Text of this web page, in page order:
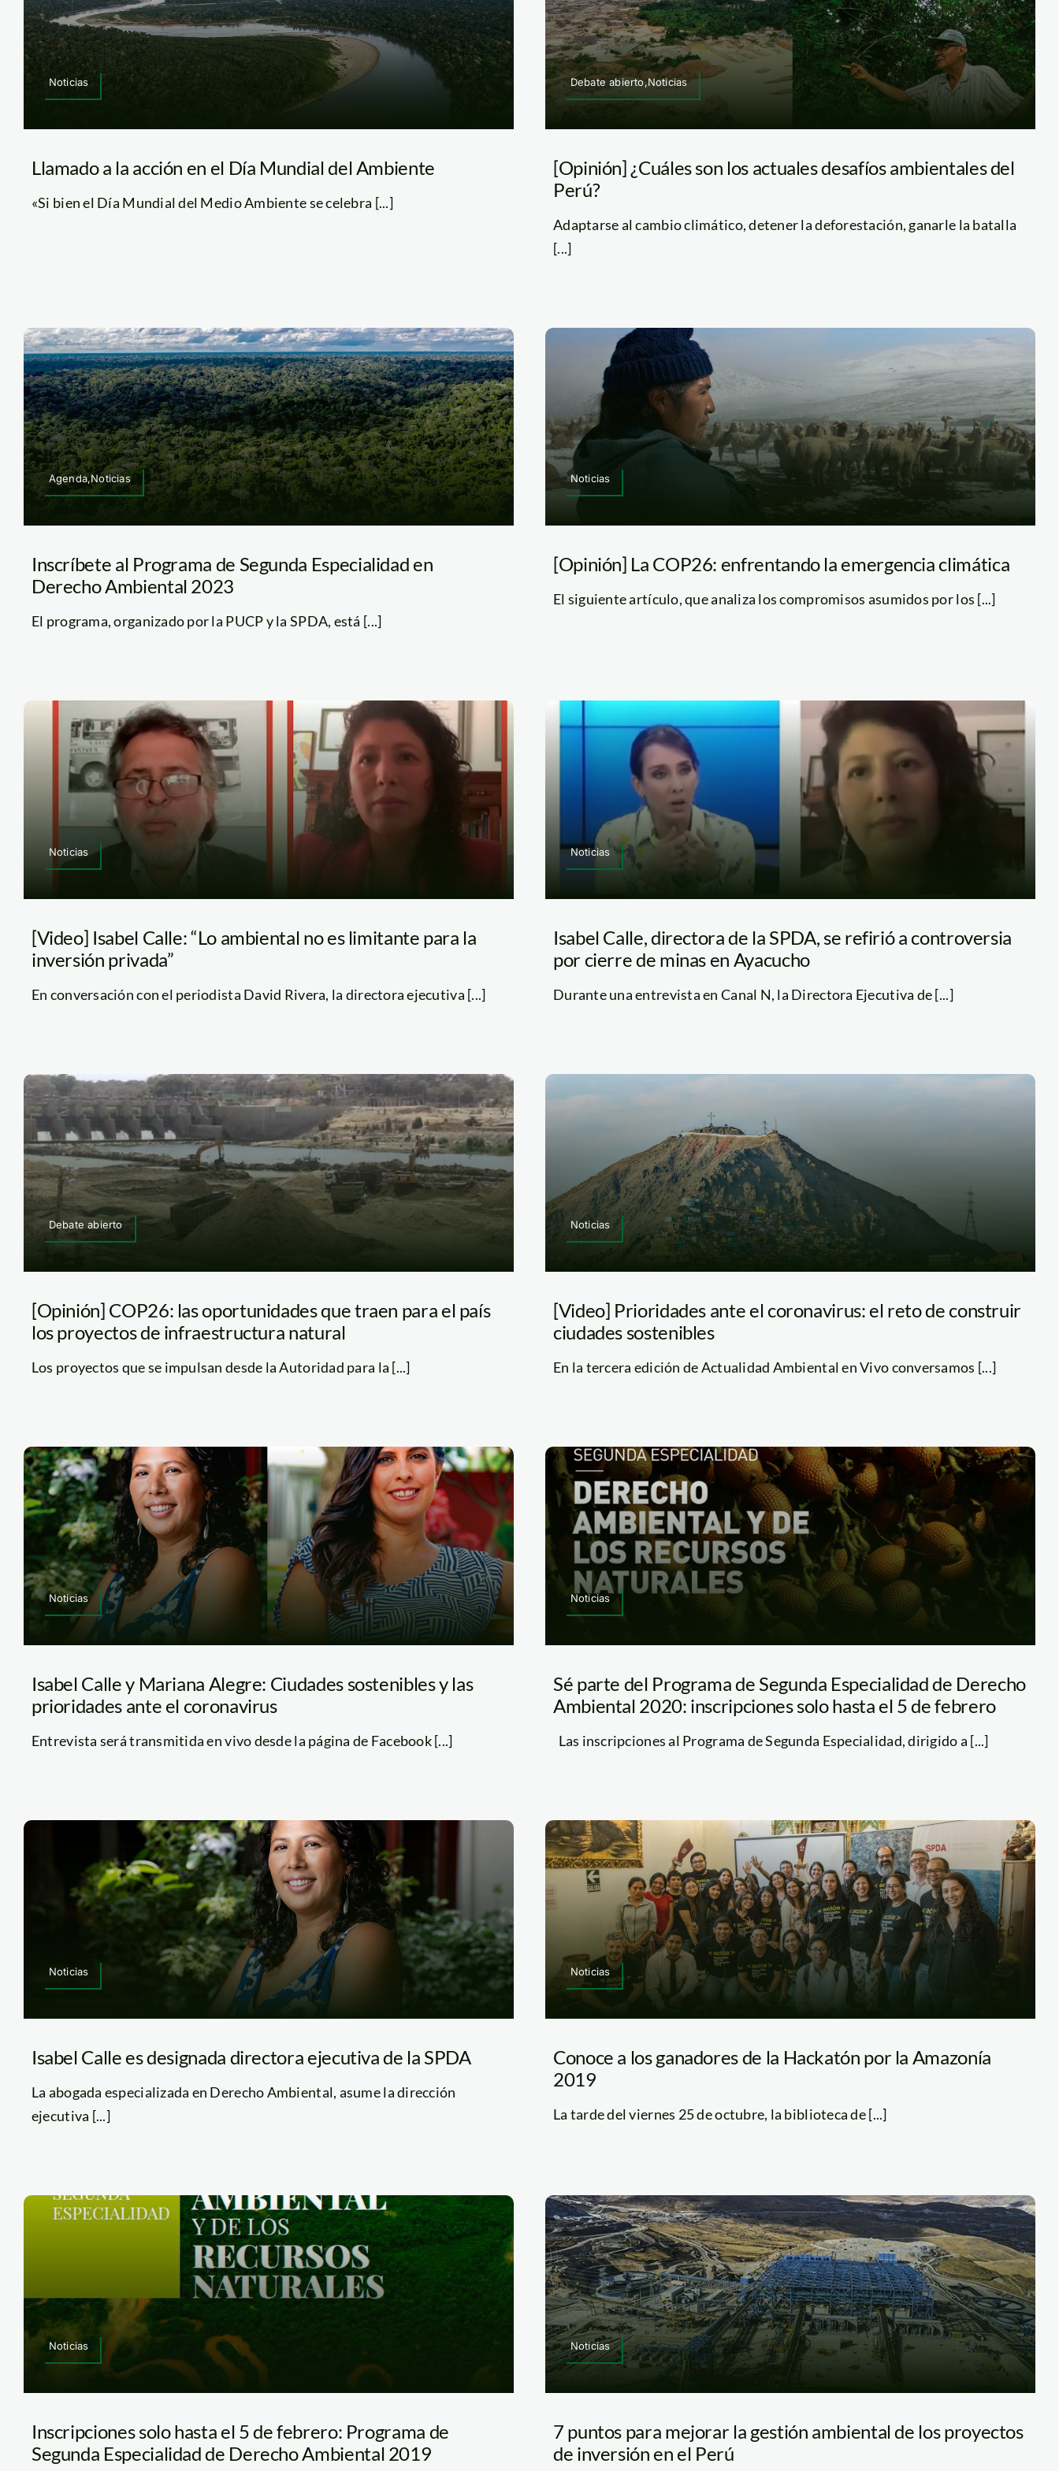
Noticias
Llamado a la acción en el Día Mundial del Ambiente
«Si bien el Día Mundial del Medio Ambiente se celebra [...]
Debate abierto,Noticias
[Opinión] ¿Cuáles son los actuales desafíos ambientales del
Perú?
Adaptarse al cambio climático, detener la deforestación, ganarle la batalla
[...]
Agenda,Noticias
Inscríbete al Programa de Segunda Especialidad en
Derecho Ambiental 2023
El programa, organizado por la PUCP y la SPDA, está [...]
Noticias
[Opinión] La COP26: enfrentando la emergencia climática
El siguiente artículo, que analiza los compromisos asumidos por los [...]
Noticias
[Video] Isabel Calle: “Lo ambiental no es limitante para la
inversión privada”
En conversación con el periodista David Rivera, la directora ejecutiva [...]
Noticias
Isabel Calle, directora de la SPDA, se refirió a controversia
por cierre de minas en Ayacucho
Durante una entrevista en Canal N, la Directora Ejecutiva de [...]
Debate abierto
[Opinión] COP26: las oportunidades que traen para el país
los proyectos de infraestructura natural
Los proyectos que se impulsan desde la Autoridad para la [...]
Noticias
[Video] Prioridades ante el coronavirus: el reto de construir
ciudades sostenibles
En la tercera edición de Actualidad Ambiental en Vivo conversamos [...]
Noticias
Isabel Calle y Mariana Alegre: Ciudades sostenibles y las
prioridades ante el coronavirus
Entrevista será transmitida en vivo desde la página de Facebook [...]
Noticias
Sé parte del Programa de Segunda Especialidad de Derecho
Ambiental 2020: inscripciones solo hasta el 5 de febrero
Las inscripciones al Programa de Segunda Especialidad, dirigido a [...]
Noticias
Isabel Calle es designada directora ejecutiva de la SPDA
La abogada especializada en Derecho Ambiental, asume la dirección
ejecutiva [...]
Noticias
Conoce a los ganadores de la Hackatón por la Amazonía
2019
La tarde del viernes 25 de octubre, la biblioteca de [...]
Noticias
Inscripciones solo hasta el 5 de febrero: Programa de
Segunda Especialidad de Derecho Ambiental 2019
Noticias
7 puntos para mejorar la gestión ambiental de los proyectos
de inversión en el Perú